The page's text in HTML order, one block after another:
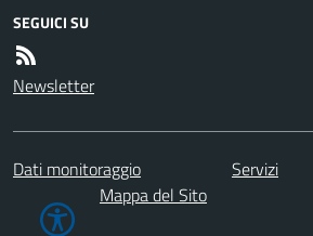
SEGUICI SU
Newsletter
Dati monitoraggio Servizi
Mappa del Sito